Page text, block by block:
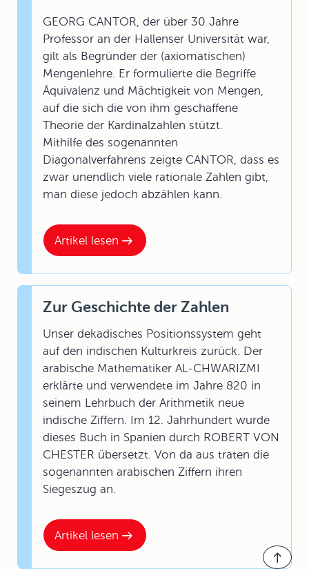
Artikel lesen
GEORG CANTOR, der über 30 Jahre
Professor an der Hallenser Universität war,
gilt als Begründer der (axiomatischen)
Mengenlehre. Er formulierte die Begriffe
Äquivalenz und Mächtigkeit von Mengen,
auf die sich die von ihm geschaffene
Theorie der Kardinalzahlen stützt.
Mithilfe des sogenannten
Diagonalverfahrens zeigte CANTOR, dass es
zwar unendlich viele rationale Zahlen gibt,
man diese jedoch abzählen kann.
Artikel lesen
Zur Geschichte der Zahlen
Unser dekadisches Positionssystem geht
auf den indischen Kulturkreis zurück. Der
arabische Mathematiker AL-CHWARIZMI
erklärte und verwendete im Jahre 820 in
seinem Lehrbuch der Arithmetik neue
indische Ziffern. Im 12. Jahrhundert wurde
dieses Buch in Spanien durch ROBERT VON
CHESTER übersetzt. Von da aus traten die
sogenannten arabischen Ziffern ihren
Siegeszug an.